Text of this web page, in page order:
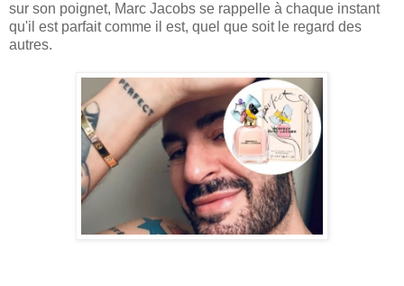
sur son poignet, Marc Jacobs se rappelle à chaque instant
qu'il est parfait comme il est, quel que soit le regard des
autres.